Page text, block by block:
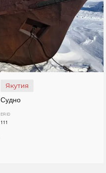
Якутия
Судно
ERID
111